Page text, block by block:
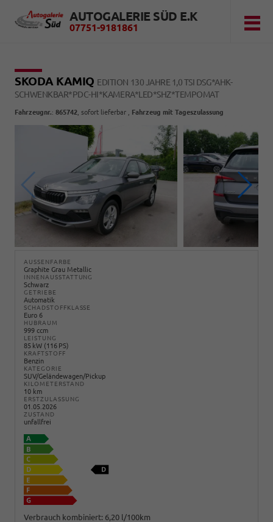
AUTOGALERIE SÜD E.K
07751-9181861
SKODA KAMIQ EDITION 130 JAHRE 1,0 TSI DSG*AHK-
SCHWENKBAR*PDC-HI*KAMERA*LED*SHZ*TEMPOMAT
Fahrzeugnr.: 865742 sofort lieferbar Fahrzeug mit Tageszulassung
AUSSENFARBE
Graphite Grau Metallic
INNENAUSSTATTUNG
Schwarz
GETRIEBE
Automatik
SCHADSTOFFKLASSE
Euro 6
HUBRAUM
999 ccm
LEISTUNG
85 kW (116 PS)
KRAFTSTOFF
Benzin
KATEGORIE
SUV/Geländewagen/Pickup
KILOMETERSTAND
10 km
ERSTZULASSUNG
01.05.2026
ZUSTAND
unfallfrei
Verbrauch kombiniert: 6,20 l/100km